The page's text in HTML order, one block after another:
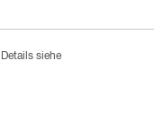
siehe